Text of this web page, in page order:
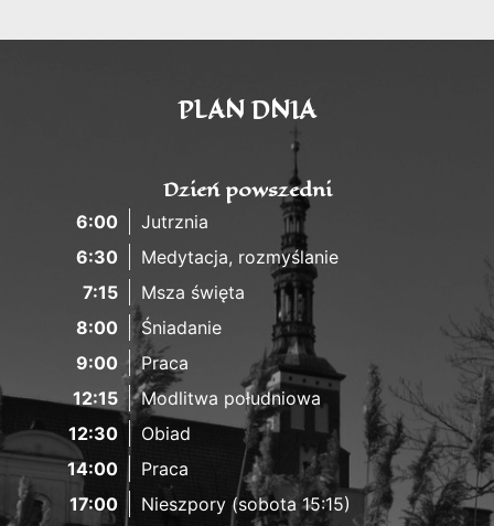
PLAN DNIA
Dzień powszedni
6:00
Jutrznia
6:30
Medytacja, rozmyślanie
7:15
Msza święta
8:00
Śniadanie
9:00
Praca
12:15
Modlitwa południowa
12:30
Obiad
14:00
Praca
17:00
Nieszpory (sobota 15:15)